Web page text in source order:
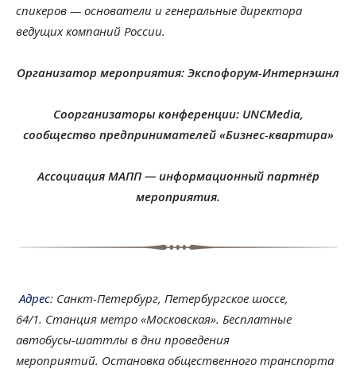
спикеров — основатели и генеральные директора
ведущих компаний России.
Организатор мероприятия: Экспофорум-Интернэшнл
Соорганизаторы конференции: UNCMedia,
сообщество предпринимателей «Бизнес-квартира»
Ассоциация МАПП — информационный партнёр
мероприятия.
Адрес: Санкт-Петербург, Петербургское шоссе,
64/1. Станция метро «Московская». Бесплатные
автобусы-шаттлы в дни проведения
мероприятий. Остановка общественного транспорта